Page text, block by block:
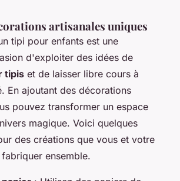
artisanales uniques
tipi pour enfants est une
d'exploiter des idées de
tipis et de laisser libre cours à
En ajoutant des décorations
pouvez transformer un espace
magique. Voici quelques
des créations que vous et votre
ensemble.